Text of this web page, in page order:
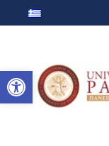
Ανοίξτε τη γραμμή εργαλείων